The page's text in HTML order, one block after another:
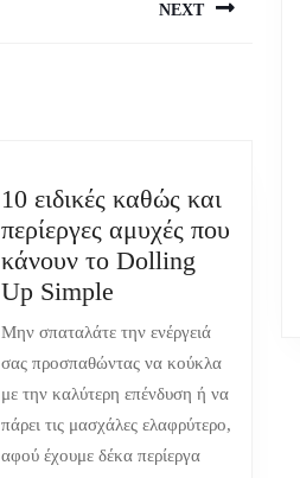
NEXT
10 ειδικές καθώς και
περίεργες αμυχές που
κάνουν το Dolling
Up Simple10
ειδικές
καθώς
και
περίεργες
αμυχές
Μην σπαταλάτε την ενέργειά
σας προσπαθώντας να κούκλα
με την καλύτερη επένδυση ή να
πάρει τις μασχάλες ελαφρύτερο,
αφού έχουμε δέκα περίεργα